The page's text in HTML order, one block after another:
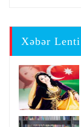
Xəbər Lenti